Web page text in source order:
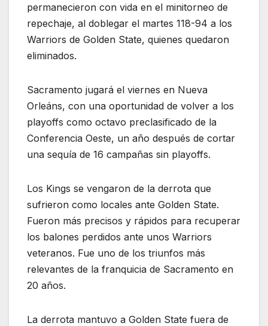
permanecieron con vida en el minitorneo de
repechaje, al doblegar el martes 118-94 a los
Warriors de Golden State, quienes quedaron
eliminados.
Sacramento jugará el viernes en Nueva
Orleáns, con una oportunidad de volver a los
playoffs como octavo preclasificado de la
Conferencia Oeste, un año después de cortar
una sequía de 16 campañas sin playoffs.
Los Kings se vengaron de la derrota que
sufrieron como locales ante Golden State.
Fueron más precisos y rápidos para recuperar
los balones perdidos ante unos Warriors
veteranos. Fue uno de los triunfos más
relevantes de la franquicia de Sacramento en
20 años.
La derrota mantuvo a Golden State fuera de